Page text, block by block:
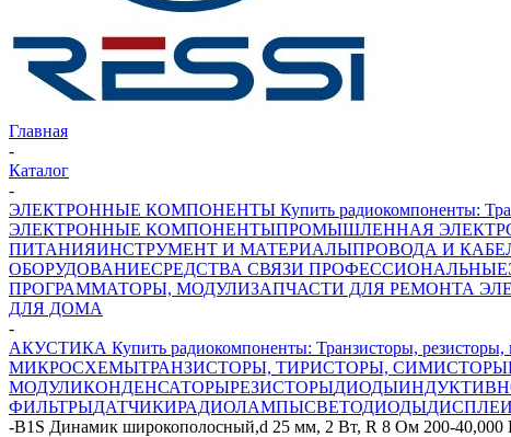
Главная
-
Каталог
-
ЭЛЕКТРОННЫЕ КОМПОНЕНТЫ Купить радиокомпоненты:
ЭЛЕКТРОННЫЕ КОМПОНЕНТЫПРОМЫШЛЕННАЯ
ПИТАНИЯИНСТРУМЕНТ И МАТЕРИАЛЫПРОВОДА И
ОБОРУДОВАНИЕСРЕДСТВА СВЯЗИ ПРОФЕССИОНАЛЬНЫЕ
ПРОГРАММАТОРЫ, МОДУЛИЗАПЧАСТИ ДЛЯ РЕМОНТА
ДЛЯ ДОМА
-
АКУСТИКА Купить радиокомпоненты: Транзисторы, резисторы,
МИКРОСХЕМЫТРАНЗИСТОРЫ, ТИРИСТОРЫ, СИМИСТОРЫ
МОДУЛИКОНДЕНСАТОРЫРЕЗИСТОРЫДИОДЫ
ФИЛЬТРЫДАТЧИКИРАДИОЛАМПЫСВЕТОДИОДЫДИСПЛЕИ
-B1S Динамик широкополосный,d 25 мм, 2 Вт, R 8 Ом 200-40,000